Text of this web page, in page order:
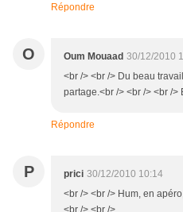
Répondre
O Oum Mouaad 30/12/2010
<br /> <br /> Du beau
partage.<br /> <br /> <br />
Répondre
P prici 30/12/2010 10:14
<br /> <br /> Hum, en
<br /> <br />